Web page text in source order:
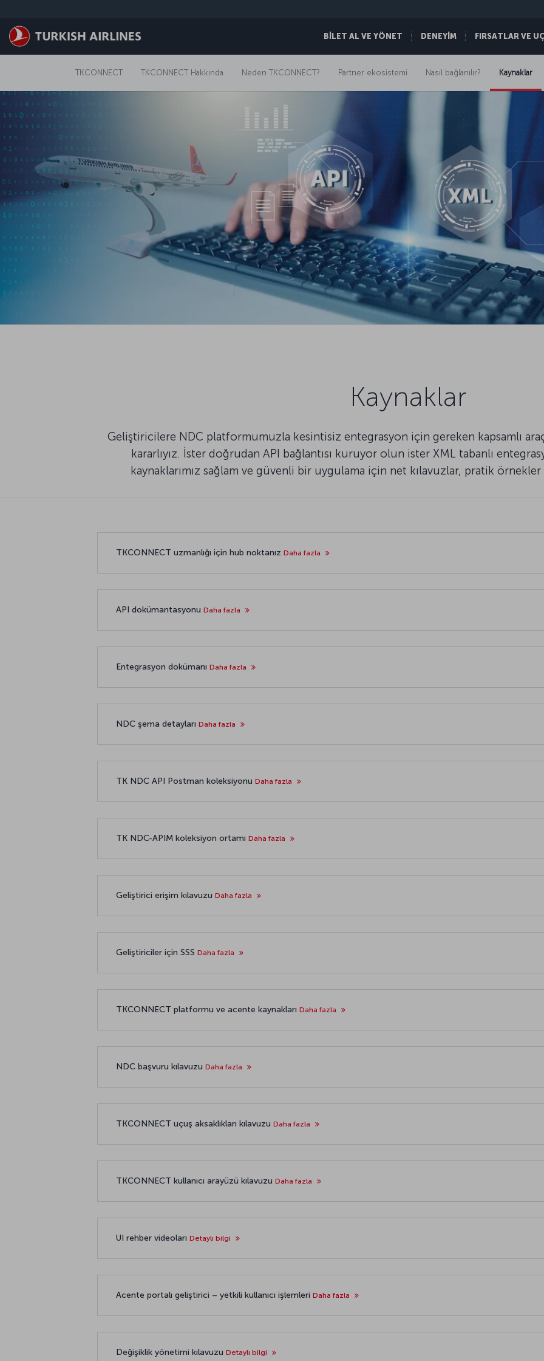
BİLET AL VE YÖNET DENEYİM FIRSATLAR VE
TKCONNECT TKCONNECT Hakkında Neden TKCONNECT? Partner ekosistemi Nasıl bağlanılır? Kaynaklar
Kaynaklar
Geliştiricilere NDC platformumuzla kesintisiz entegrasyon için gereken kapsamlı
kararlıyız. İster doğrudan API bağlantısı kuruyor olun ister XML tabanlı
kaynaklarımız sağlam ve güvenli bir uygulama için net kılavuzlar, pratik
TKCONNECT uzmanlığı için hub noktanız Daha fazla
API dokümantasyonu Daha fazla
Entegrasyon dokümanı Daha fazla
NDC şema detayları Daha fazla
TK NDC API Postman koleksiyonu Daha fazla
TK NDC-APIM koleksiyon ortamı Daha fazla
Geliştirici erişim kılavuzu Daha fazla
Geliştiriciler için SSS Daha fazla
TKCONNECT platformu ve acente kaynakları Daha fazla
NDC başvuru kılavuzu Daha fazla
TKCONNECT uçuş aksaklıkları kılavuzu Daha fazla
TKCONNECT kullanıcı arayüzü kılavuzu Daha fazla
UI rehber videoları Detaylı bilgi
Acente portalı geliştirici – yetkili kullanıcı işlemleri Daha fazla
Değişiklik yönetimi kılavuzu Detaylı bilgi